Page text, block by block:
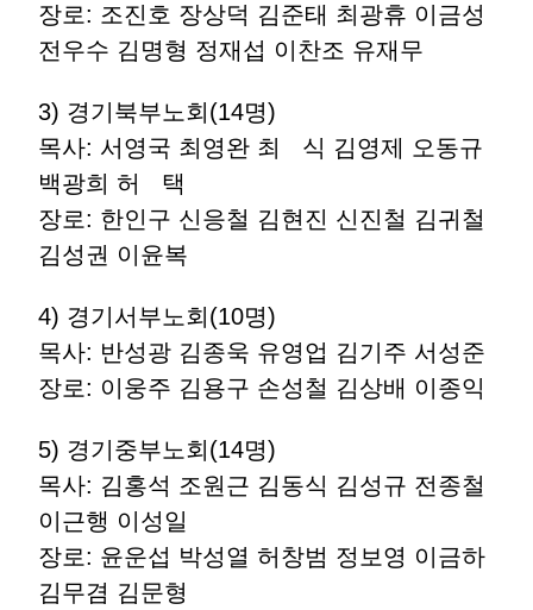
장로: 조진호 장상덕 김준태 최광휴 이금성
전우수 김명형 정재섭 이찬조 유재무
3) 경기북부노회(14명)
목사: 서영국 최영완 최 식 김영제 오동규
백광희 허 택
장로: 한인구 신응철 김현진 신진철 김귀철
김성권 이윤복
4) 경기서부노회(10명)
목사: 반성광 김종욱 유영업 김기주 서성준
장로: 이웅주 김용구 손성철 김상배 이종익
5) 경기중부노회(14명)
목사: 김홍석 조원근 김동식 김성규 전종철
이근행 이성일
장로: 윤운섭 박성열 허창범 정보영 이금하
김무겸 김문형